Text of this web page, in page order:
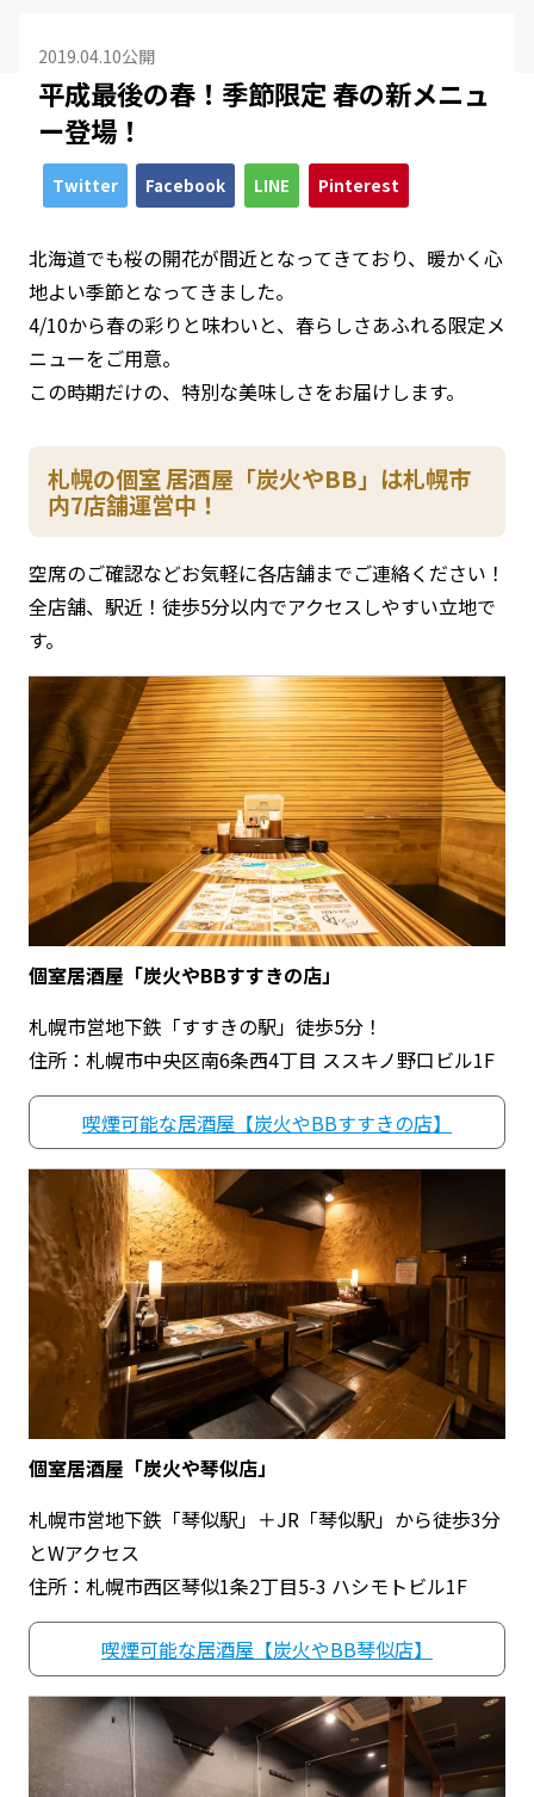
2019.04.10公開
平成最後の春！季節限定 春の新メニュ
ー登場！
Twitter Facebook LINE Pinterest
北海道でも桜の開花が間近となってきており、暖かく心
地よい季節となってきました。
4/10から春の彩りと味わいと、春らしさあふれる限定メ
ニューをご用意。
この時期だけの、特別な美味しさをお届けします。
札幌の個室 居酒屋「炭火やBB」は札幌市
内7店舗運営中！
空席のご確認などお気軽に各店舗までご連絡ください！
全店舗、駅近！徒歩5分以内でアクセスしやすい立地で
す。
個室居酒屋「炭火やBBすすきの店」
札幌市営地下鉄「すすきの駅」徒歩5分！
住所：札幌市中央区南6条西4丁目 ススキノ野口ビル1F
喫煙可能な居酒屋【炭火やBBすすきの店】
個室居酒屋「炭火や琴似店」
札幌市営地下鉄「琴似駅」＋JR「琴似駅」から徒歩3分
とWアクセス
住所：札幌市西区琴似1条2丁目5-3 ハシモトビル1F
喫煙可能な居酒屋【炭火やBB琴似店】